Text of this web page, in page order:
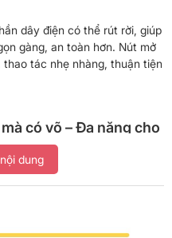
dây điện có thể rút rời, giúp
gàng, an toàn hơn. Nút mở
tác nhẹ nhàng, thuận tiện
có võ – Đa năng cho
hoạt động mạnh mẽ với
chế độ nấu tiện lợi: nấu cơm
dung